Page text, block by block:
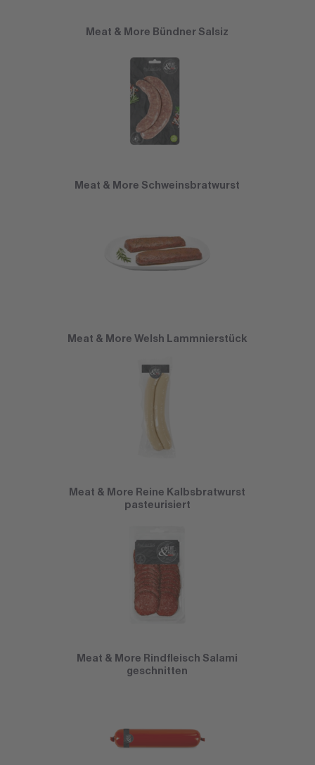
Meat & More Bündner Salsiz
Meat & More Schweinsbratwurst
Meat & More Welsh Lammnierstück
Meat & More Reine Kalbsbratwurst
pasteurisiert
Meat & More Rindfleisch Salami
geschnitten